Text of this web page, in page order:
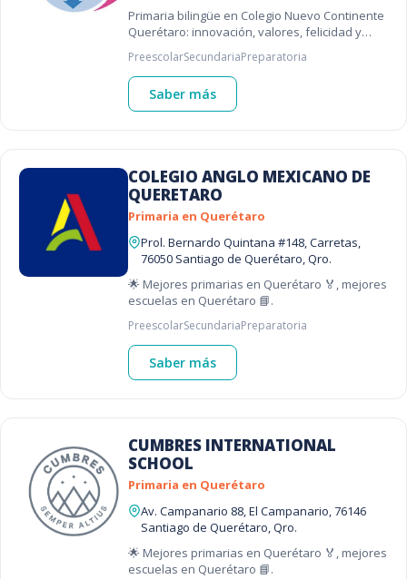
Primaria bilingüe en Colegio Nuevo Continente
Querétaro: innovación, valores, felicidad y
atención personalizada para formar alumnos
destacados y felices.
PreescolarSecundariaPreparatoria
Saber más
COLEGIO ANGLO MEXICANO DE
QUERETARO
Primaria en Querétaro
Prol. Bernardo Quintana #148, Carretas,
76050 Santiago de Querétaro, Qro.
🌟 Mejores primarias en Querétaro 🏅, mejores
escuelas en Querétaro 📘.
PreescolarSecundariaPreparatoria
Saber más
CUMBRES INTERNATIONAL
SCHOOL
Primaria en Querétaro
Av. Campanario 88, El Campanario, 76146
Santiago de Querétaro, Qro.
🌟 Mejores primarias en Querétaro 🏅, mejores
escuelas en Querétaro 📘.